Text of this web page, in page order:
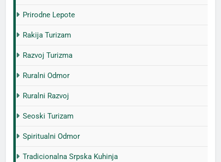
Prirodne Lepote
Rakija Turizam
Razvoj Turizma
Ruralni Odmor
Ruralni Razvoj
Seoski Turizam
Spiritualni Odmor
Tradicionalna Srpska Kuhinja